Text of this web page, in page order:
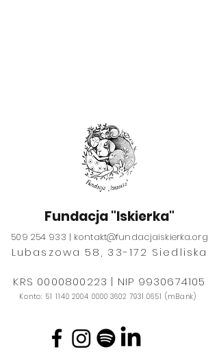
Fundacja "Iskierka"
509 254 933 | kontakt@fundacjaiskierka.org
Lubaszowa 58, 33-172 Siedliska
​​​KRS 0000800223 | NIP 9930674105
Konto: 51 1140 2004 0000 3602 7931 0651 (mBank)